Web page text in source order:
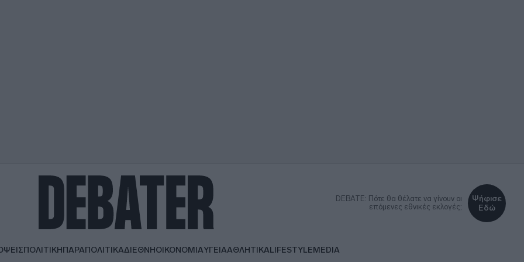
DEBATE: Πότε θα θέλατε να γίνουν οι
επόμενες εθνικές εκλογές;
Ψήφισε
Εδώ
ΠΟΛΙΤΙΚΗΠΑΡΑΠΟΛΙΤΙΚΑΔΙΕΘΝΗΟΙΚΟΝΟΜΙΑΥΓΕΙΑΑΘΛΗΤΙΚΑLIFESTYLEMEDIA